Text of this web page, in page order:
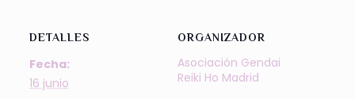
DETALLES
Fecha:
16 junio
ORGANIZADOR
Asociación Gendai
Reiki Ho Madrid